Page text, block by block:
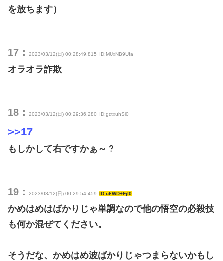
を放ちます）
17： 2023/03/12(日) 00:28:49.815 ID:MUxNB9Ufa
オラオラ詐欺
18： 2023/03/12(日) 00:29:36.280 ID:gdtxuhSi0
>>17
もしかして右ですかぁ～？
19： 2023/03/12(日) 00:29:54.459 ID:uEWD+FjI0
かめはめはばかりじゃ単調なので他の悟空の必殺技
も何か混ぜてください。
そうだな、かめはめ波ばかりじゃつまらないかもし